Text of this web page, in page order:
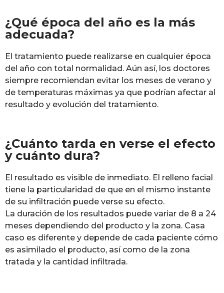
¿Qué época del año es la más
adecuada?
El tratamiento puede realizarse en cualquier época
del año con total normalidad. Aún así, los doctores
siempre recomiendan evitar los meses de verano y
de temperaturas máximas ya que podrían afectar al
resultado y evolución del tratamiento.
¿Cuánto tarda en verse el efecto
y cuánto dura?
El resultado es visible de inmediato. El relleno facial
tiene la particularidad de que en el mismo instante
de su infiltración puede verse su efecto.
La duración de los resultados puede variar de 8 a 24
meses dependiendo del producto y la zona. Casa
caso es diferente y depende de cada paciente cómo
es asimilado el producto, así como de la zona
tratada y la cantidad infiltrada.